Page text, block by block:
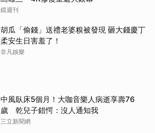
鏡週刊
胡瓜「偷錢」送禮老婆糗被發現 砸大錢慶丁
柔安生日害羞了！
非凡娛樂
中風臥床5個月！大咖音樂人病逝享壽76
歲 乾兒子錯愕：沒人通知我
三立新聞網